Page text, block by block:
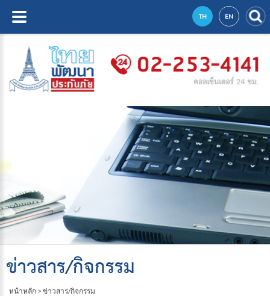
TH EN
ข่าวสาร/กิจกรรม
หน้าหลัก > ข่าวสาร/กิจกรรม